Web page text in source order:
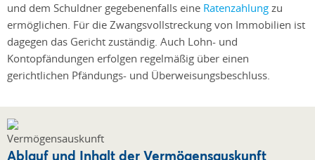
und dem Schuldner gegebenenfalls eine Ratenzahlung zu
ermöglichen. Für die Zwangsvollstreckung von Immobilien ist
dagegen das Gericht zuständig. Auch Lohn- und
Kontopfändungen erfolgen regelmäßig über einen
gerichtlichen Pfändungs- und Überweisungsbeschluss.
Ablauf und Inhalt der Vermögensauskunft